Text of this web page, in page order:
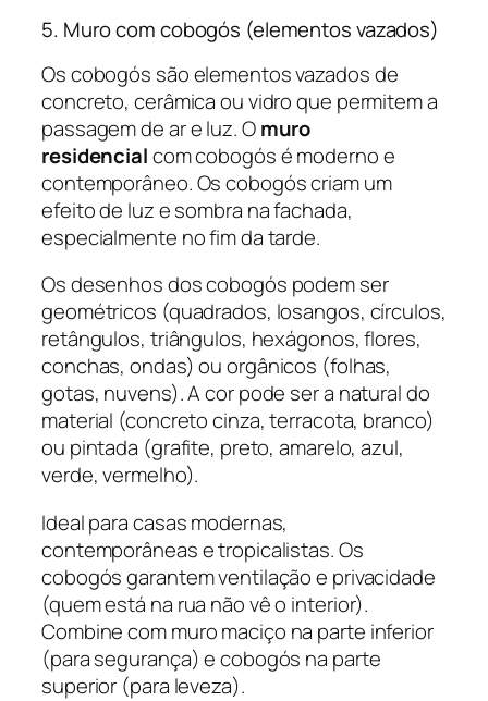
5. Muro com cobogós (elementos vazados)
Os cobogós são elementos vazados de
concreto, cerâmica ou vidro que permitem a
passagem de ar e luz. Omuro
residencialcom cobogós é moderno e
contemporâneo. Os cobogós criam um
efeito de luz e sombra na fachada,
especialmente no fim da tarde.
Os desenhos dos cobogós podem ser
geométricos (quadrados, losangos, círculos,
retângulos, triângulos, hexágonos, flores,
conchas, ondas) ou orgânicos (folhas,
gotas, nuvens). A cor pode ser a natural do
material (concreto cinza, terracota, branco)
ou pintada (grafite, preto, amarelo, azul,
verde, vermelho).
Ideal para casas modernas,
contemporâneas e tropicalistas. Os
cobogós garantem ventilação e privacidade
(quem está na rua não vê o interior).
Combine com muro maciço na parte inferior
(para segurança) e cobogós na parte
superior (para leveza).